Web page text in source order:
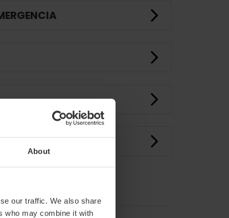
About
our traffic. We also share
who may combine it with